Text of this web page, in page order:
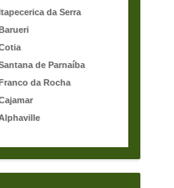
da Serra
de Parnaíba
da Rocha